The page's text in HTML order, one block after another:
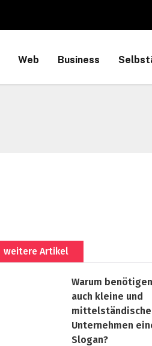
Web Business
weitere Artikel
Warum benötigen
auch kleine und
mittelständische
Unternehmen
Slogan?